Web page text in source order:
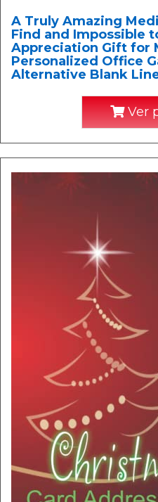
A Truly Amazing
Find and Impossible
Appreciation Gift for
Personalized Office
Alternative Blank
Ver